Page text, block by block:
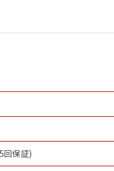
回保証)